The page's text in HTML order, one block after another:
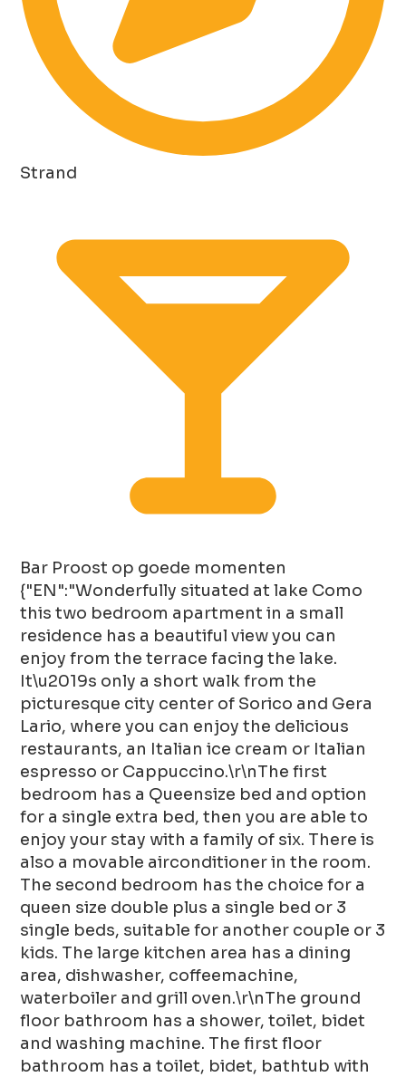
Strand
Bar Proost op goede momenten
{"EN":"Wonderfully situated at lake Como
this two bedroom apartment in a small
residence has a beautiful view you can
enjoy from the terrace facing the lake.
It\u2019s only a short walk from the
picturesque city center of Sorico and Gera
Lario, where you can enjoy the delicious
restaurants, an Italian ice cream or Italian
espresso or Cappuccino.\r\nThe first
bedroom has a Queensize bed and option
for a single extra bed, then you are able to
enjoy your stay with a family of six. There is
also a movable airconditioner in the room.
The second bedroom has the choice for a
queen size double plus a single bed or 3
single beds, suitable for another couple or 3
kids. The large kitchen area has a dining
area, dishwasher, coffeemachine,
waterboiler and grill oven.\r\nThe ground
floor bathroom has a shower, toilet, bidet
and washing machine. The first floor
bathroom has a toilet, bidet, bathtub with